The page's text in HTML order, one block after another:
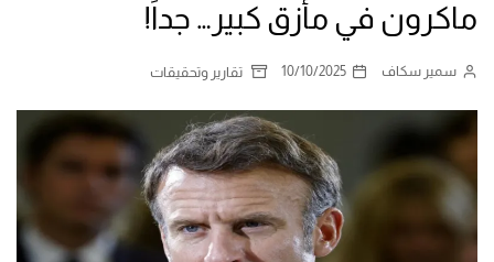
ماكرون في مأزق كبير… جداً!
سمير سكاف 10/10/2025 تقارير وتحقيقات